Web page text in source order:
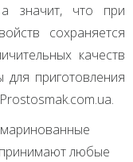
значит, что при
сохраняется
качеств
приготовления
любые